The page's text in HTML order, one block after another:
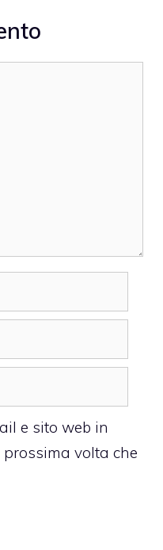
e sito web in
volta che